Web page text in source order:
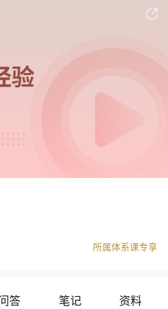
所属体系课专享
答 笔记 资料